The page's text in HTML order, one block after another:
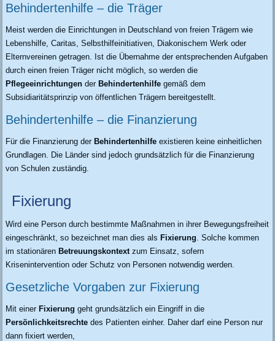
Behindertenhilfe – die Träger
Meist werden die Einrichtungen in Deutschland von freien Trägern wie
Lebenshilfe, Caritas, Selbsthilfeinitiativen, Diakonischem Werk oder
Elternvereinen getragen. Ist die Übernahme der entsprechenden Aufgaben
durch einen freien Träger nicht möglich, so werden die
Pflegeeinrichtungen der Behindertenhilfe gemäß dem
Subsidiaritätsprinzip von öffentlichen Trägern bereitgestellt.
Behindertenhilfe – die Finanzierung
Für die Finanzierung der Behindertenhilfe existieren keine einheitlichen
Grundlagen. Die Länder sind jedoch grundsätzlich für die Finanzierung
von Schulen zuständig.
Fixierung
Wird eine Person durch bestimmte Maßnahmen in ihrer Bewegungsfreiheit
eingeschränkt, so bezeichnet man dies als Fixierung . Solche kommen
im stationären Betreuungskontext zum Einsatz, sofern
Krisenintervention oder Schutz von Personen notwendig werden.
Gesetzliche Vorgaben zur Fixierung
Mit einer Fixierung geht grundsätzlich ein Eingriff in die
Persönlichkeitsrechte des Patienten einher. Daher darf eine Person nur
dann fixiert werden,